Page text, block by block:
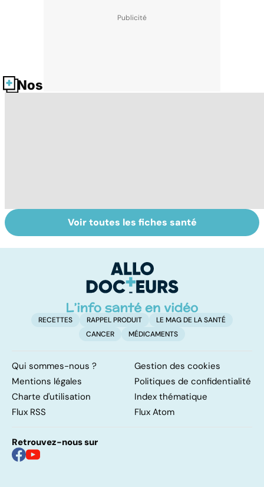
Nos fiches santé
HPV : tout savoir
sur les
Faire du sport à
domicile, c'est
Voir toutes les fiches santé
RECETTES RAPPEL PRODUIT
LE MAG DE LA SANTÉ
CANCER
MÉDICAMENTS
Qui sommes-nous ?
Gestion des cookies
Mentions légales
Politiques de confidentialité
Charte d'utilisation
Index thématique
Flux RSS
Flux Atom
Retrouvez-nous sur